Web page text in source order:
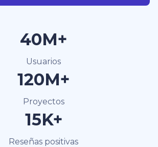
40M+
Usuarios
120M+
Proyectos
15K+
Reseñas positivas